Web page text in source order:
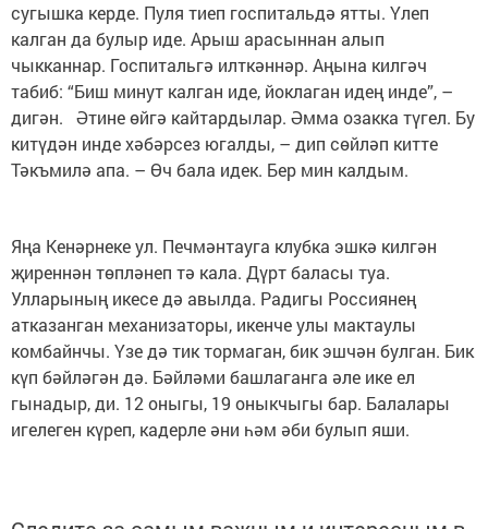
сугышка керде. Пуля тиеп госпитальдә ятты. Үлеп
калган да булыр иде. Арыш арасыннан алып
чыкканнар. Госпитальгә илткәннәр. Аңына килгәч
табиб: “Биш минут калган иде, йоклаган идең инде”, –
дигән. Әтине өйгә кайтардылар. Әмма озакка түгел. Бу
китүдән инде хәбәрсез югалды, – дип сөйләп китте
Тәкъмилә апа. – Өч бала идек. Бер мин калдым.
Яңа Кенәрнеке ул. Печмәнтауга клубка эшкә килгән
җиреннән төпләнеп тә кала. Дүрт баласы туа.
Улларының икесе дә авылда. Радигы Россиянең
атказанган механизаторы, икенче улы мактаулы
комбайнчы. Үзе дә тик тормаган, бик эшчән булган. Бик
күп бәйләгән дә. Бәйләми башлаганга әле ике ел
гынадыр, ди. 12 оныгы, 19 оныкчыгы бар. Балалары
игелеген күреп, кадерле әни һәм әби булып яши.